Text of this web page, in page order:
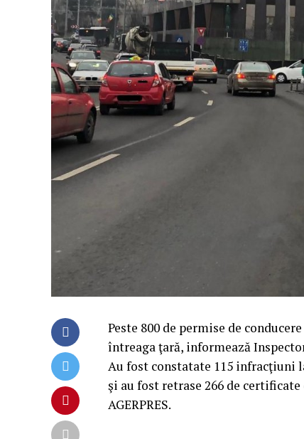
Peste 800 de permise de
întreaga ţară, informează
Au fost constatate 115 infracţiuni
şi au fost retrase 266 de
AGERPRES.